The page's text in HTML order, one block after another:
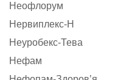
Неофлорум
Нервиплекс-Н
Неуробекс-Тева
Нефам